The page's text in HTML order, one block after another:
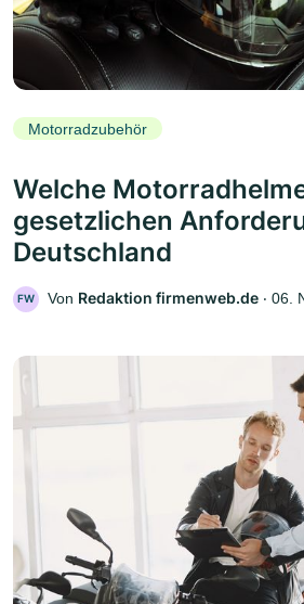
Motorradzubehör
Welche
gesetzlichen
Deutschland
FW Von Redaktion firmenweb.de ‧ 06.